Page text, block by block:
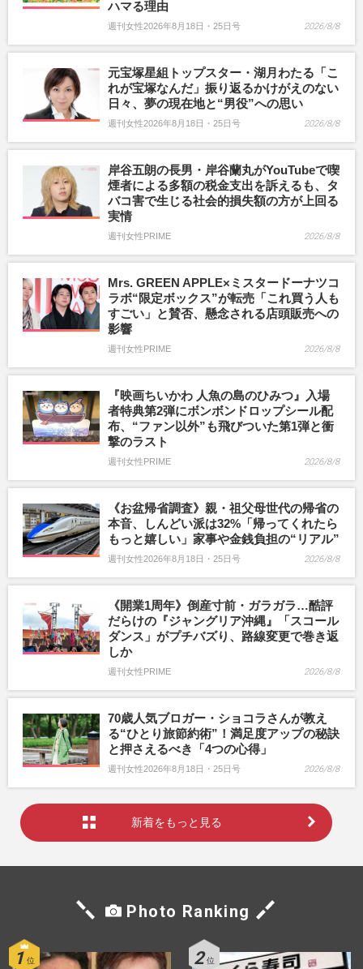
ハマる理由
週刊女性2026年8月18日・25日号 2026/8/8
元宝塚星組トップスター・湖月わたる「こ
れが宝塚なんだ」振り返るかけがえのない
日々、夢の現在地と“男役”への思い
週刊女性2026年8月18日・25日号 2026/8/8
岸谷五朗の長男・岸谷蘭丸がYouTubeで喫
煙者による多額の税金支出を訴えるも、タ
バコ害で生じる社会的損失額の方が上回る
実情
週刊女性PRIME 2026/8/8
Mrs. GREEN APPLE×ミスタードーナツコ
ラボ“限定ボックス”が転売「これ買う人も
すごい」と賛否、懸念される店頭販売への
影響
週刊女性PRIME 2026/8/8
『映画ちいかわ 人魚の島のひみつ』入場
者特典第2弾にボンボンドロップシール配
布、“ファン以外”も飛びついた第1弾と衝
撃のラスト
週刊女性PRIME 2026/8/8
《お盆帰省調査》親・祖父母世代の帰省の
本音、しんどい派は32%「帰ってくれたら
もっと嬉しい」家事や金銭負担の“リアル”
週刊女性2026年8月18日・25日号 2026/8/8
《開業1周年》倒産寸前・ガラガラ…酷評
だらけの『ジャングリア沖縄』「スコール
ダンス」がプチバズり、路線変更で巻き返
しか
週刊女性PRIME 2026/8/8
70歳人気ブロガー・ショコラさんが教え
る“ひとり旅節約術”！満足度アップの秘訣
と押さえるべき「4つの心得」
週刊女性2026年8月18日・25日号 2026/8/8
新着をもっと見る
Photo Ranking